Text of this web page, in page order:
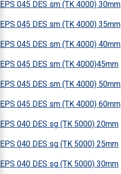
EPS 045 DES sm (TK 4000) 30mm
EPS 045 DES sm (TK 4000) 35mm
EPS 045 DES sm (TK 4000) 40mm
EPS 045 DES sm (TK 4000)45mm
EPS 045 DES sm (TK 4000) 50mm
EPS 045 DES sm (TK 4000) 60mm
EPS 040 DES sg (TK 5000) 20mm
EPS 040 DES sg (TK 5000) 25mm
EPS 040 DES sg (TK 5000) 30mm